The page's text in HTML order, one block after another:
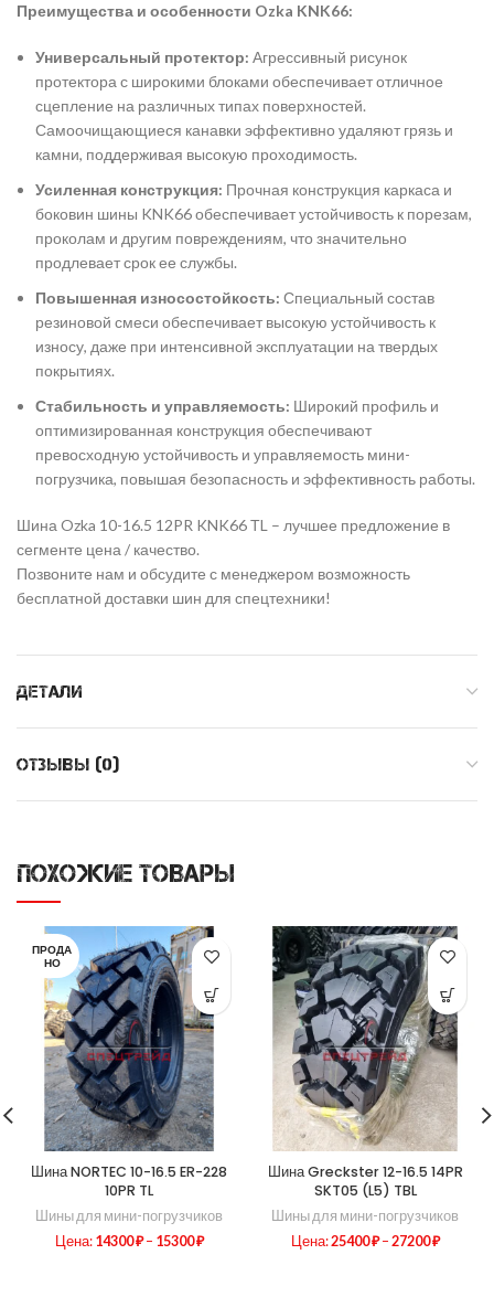
Преимущества и особенности Ozka KNK66:
Универсальный протектор: Агрессивный рисунок
протектора с широкими блоками обеспечивает отличное
сцепление на различных типах поверхностей.
Самоочищающиеся канавки эффективно удаляют грязь и
камни, поддерживая высокую проходимость.
Усиленная конструкция: Прочная конструкция каркаса и
боковин шины KNK66 обеспечивает устойчивость к порезам,
проколам и другим повреждениям, что значительно
продлевает срок ее службы.
Повышенная износостойкость: Специальный состав
резиновой смеси обеспечивает высокую устойчивость к
износу, даже при интенсивной эксплуатации на твердых
покрытиях.
Стабильность и управляемость: Широкий профиль и
оптимизированная конструкция обеспечивают
превосходную устойчивость и управляемость мини-
погрузчика, повышая безопасность и эффективность работы.
Шина Ozka 10-16.5 12PR KNK66 ТL – лучшее предложение в
сегменте цена / качество.
Позвоните нам и обсудите с менеджером возможность
бесплатной доставки шин для спецтехники!
ДЕТАЛИ
ОТЗЫВЫ (0)
ПОХОЖИЕ ТОВАРЫ
ПРОДА
НО
Шина NORTEC 10-16.5 ER-228
10PR TL
Шины для мини-погрузчиков
Цена: 14300₽– 15300₽
Шина Greckster 12-16.5 14PR
SKT05 (L5) TBL
Шины для мини-погрузчиков
Цена:25400₽– 27200₽